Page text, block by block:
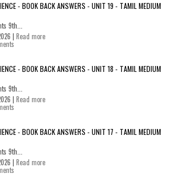
- BOOK BACK ANSWERS - UNIT 19 - TAMIL MEDIUM
9th...
| Read more
- BOOK BACK ANSWERS - UNIT 18 - TAMIL MEDIUM
9th...
| Read more
- BOOK BACK ANSWERS - UNIT 17 - TAMIL MEDIUM
9th...
| Read more